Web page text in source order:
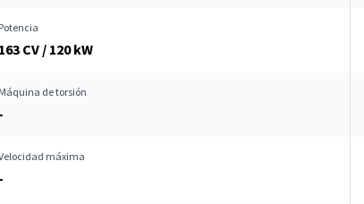
Potencia
163 CV / 120 kW
Máquina de torsión
-
máxima
-